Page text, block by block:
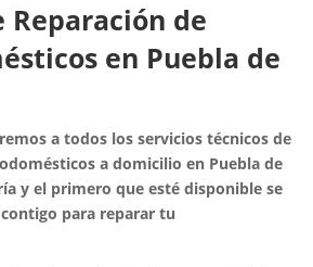
Reparación de
en Puebla de
a todos los servicios técnicos de
a domicilio en Puebla de
y el primero que esté disponible se
para reparar tu